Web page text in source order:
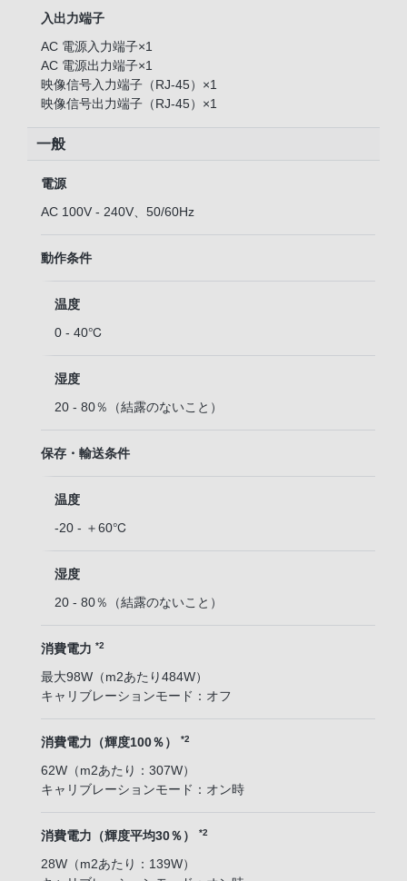
入出力端子
AC 電源入力端子×1
AC 電源出力端子×1
映像信号入力端子（RJ-45）×1
映像信号出力端子（RJ-45）×1
一般
電源
AC 100V - 240V、50/60Hz
動作条件
温度
0 - 40℃
湿度
20 - 80％（結露のないこと）
保存・輸送条件
温度
-20 - ＋60℃
湿度
20 - 80％（結露のないこと）
消費電力 *2
最大98W（m2あたり484W）
キャリブレーションモード：オフ
消費電力（輝度100％） *2
62W（m2あたり：307W）
キャリブレーションモード：オン時
消費電力（輝度平均30％） *2
28W（m2あたり：139W）